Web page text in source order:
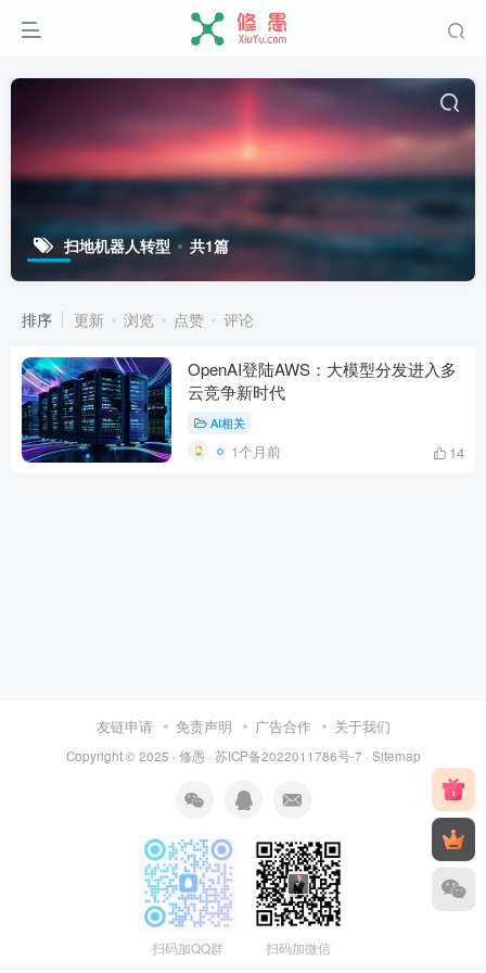
扫地机器人转型 共1篇
排序 更新 浏览 点赞 评论
OpenAI登陆AWS：大模型分发进入多
云竞争新时代
AI相关
1个月前 14
友链申请 免责声明 广告合作 关于我们
Copyright © 2025 · 修愚 · 苏ICP备2022011786号-7 · Sitemap
扫码加QQ群 扫码加微信